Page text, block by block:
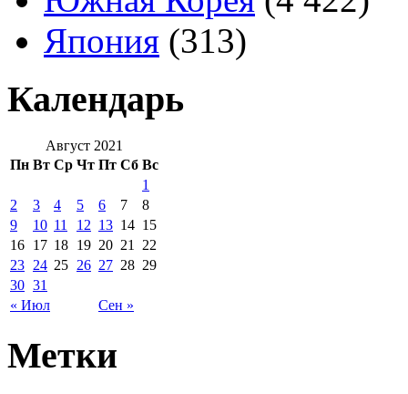
Япония (313)
Календарь
Август 2021
Пн Вт Ср Чт Пт Сб Вс
« Июл Сен »
1
2
3 4 5 6 7
8
9
10 11 12 13 14 15
16 17 18 19 20 21
22
23 24 25 26 27 28 29
30 31
Метки